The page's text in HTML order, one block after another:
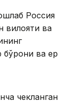
Россия
вилояти ва
бўрони ва ер
чекланган